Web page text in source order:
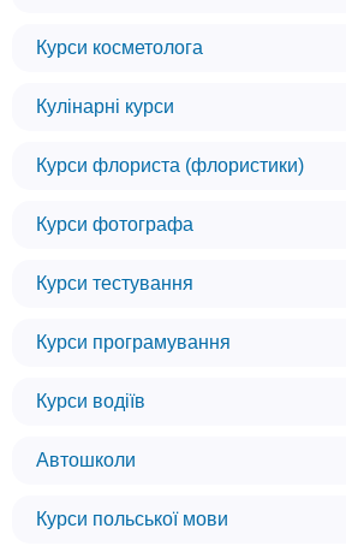
Курси косметолога
Кулінарні курси
Курси флориста (флористики)
Курси фотографа
Курси тестування
Курси програмування
Курси водіїв
Автошколи
Курси польської мови